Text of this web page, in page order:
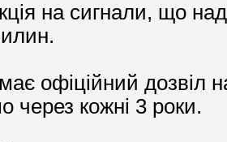
на сигнали, що
офіційний дозвіл
через кожні 3 роки.